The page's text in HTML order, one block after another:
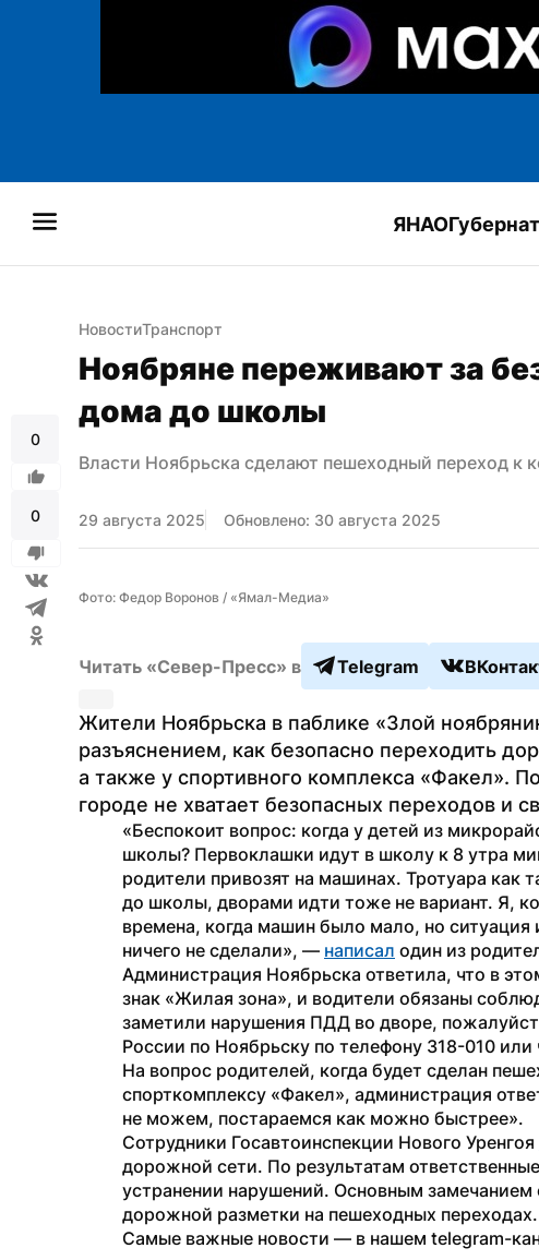
ЯНАО
0
0
НовостиТранспорт
Ноябряне переживают за
дома до школы
Власти Ноябрьска сделают пешеходный переход к
29 августа 2025 Обновлено: 30 августа 2025
Фото: Федор Воронов / «Ямал-Медиа»
Читать «Север-Пресс» в Telegram
Жители Ноябрьска в паблике «Злой
разъяснением, как безопасно переходить
а также у спортивного комплекса «Факел».
городе не хватает безопасных переходов и
«Беспокоит вопрос: когда у детей из
школы? Первоклашки идут в школу к 8 утра
родители привозят на машинах. Тротуара как
до школы, дворами идти тоже не вариант. Я,
времена, когда машин было мало, но ситуация
ничего не сделали», — написал один из
Администрация Ноябрьска ответила, что в
знак «Жилая зона», и водители обязаны
заметили нарушения ПДД во дворе,
России по Ноябрьску по телефону 318-010
На вопрос родителей, когда будет сделан
спорткомплексу «Факел», администрация
не можем, постараемся как можно быстрее».
Сотрудники Госавтоинспекции Нового Уренгоя
дорожной сети. По результатам
устранении нарушений. Основным замечанием
дорожной разметки на пешеходных переходах.
Самые важные новости — в нашем telegram-